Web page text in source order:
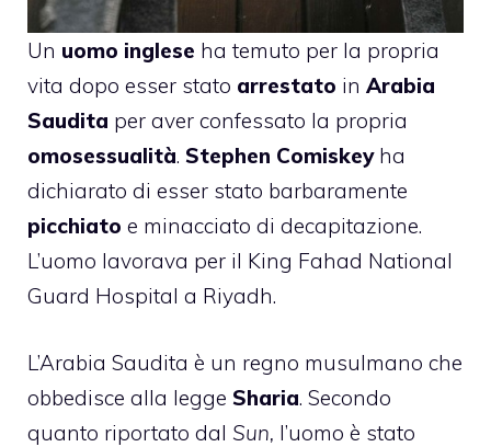
Un uomo inglese ha temuto per la propria
vita dopo esser stato arrestato in Arabia
Saudita per aver confessato la propria
omosessualità. Stephen Comiskeyha
dichiarato di esser stato barbaramente
picchiato e minacciato di decapitazione.
L’uomo lavorava per il King Fahad National
Guard Hospital a Riyadh.
L’Arabia Saudita è un regno musulmano che
obbedisce alla legge Sharia. Secondo
quanto riportato dal Sun, l’uomo è stato